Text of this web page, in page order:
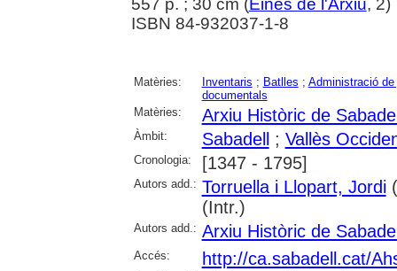
ISBN 84-932037-1-8
Matèries: Inventaris ; Batlles ; Administració
documentals
Matèries:
Arxiu Històric de
Àmbit: Sabadell; Vallès
Cronologia: [1347 - 1795]
Autors add.: Torruella i Llopart, Jordi
(Intr.)
Autors add.: Arxiu Històric de
Accés: http://ca.sabadell.cat/